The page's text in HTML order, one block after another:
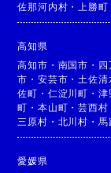
佐那河内村 ・ 上勝町
高知県
高知市 ・ 南国市 ・ 四
市 ・安芸市 ・ 土佐清
佐町 ・ 仁淀川町 ・ 津
町 ・本山町 ・芸西村
三原村 ・ 北川村 ・ 馬
愛媛県